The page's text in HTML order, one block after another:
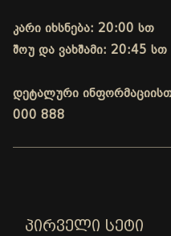
კარი იხსნება: 20:00 სთ
შოუ და ვახშამი: 20:45 სთ
დეტალური
000 888
ᲞᲘᲠᲕᲔᲚᲘ ᲡᲔᲢᲘ